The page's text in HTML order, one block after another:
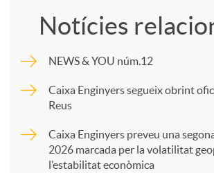
p
a
Notícies
NEWS & YOU núm.12
Caixa Enginyers segueix obrint
Reus
Caixa Enginyers preveu una
2026 marcada per la volatilitat
l’estabilitat econòmica